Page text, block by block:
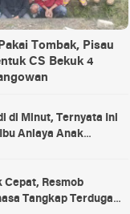
Tombak, Pisau
CS Bekuk 4
di Minut, Ternyata Ini
Aniaya Anak
Cepat, Resmob
Tangkap Terduga